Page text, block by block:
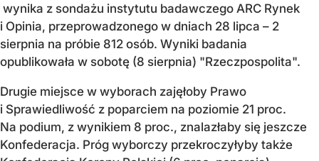
wynika z sondażu instytutu badawczego ARC Rynek
i Opinia, przeprowadzonego w dniach 28 lipca – 2
sierpnia na próbie 812 osób. Wyniki badania
opublikowała w sobotę (8 sierpnia) "Rzeczpospolita".
Drugie miejsce w wyborach zajęłoby Prawo
i Sprawiedliwość z poparciem na poziomie 21 proc.
Na podium, z wynikiem 8 proc., znalazłaby się jeszcze
Konfederacja. Próg wyborczy przekroczyłyby także